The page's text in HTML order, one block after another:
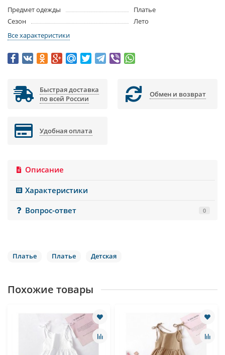
Предмет одежды
Платье
Сезон
Лето
Все характеристики
Быстрая доставка
по всей России
Обмен и возврат
Удобная оплата
Описание
Характеристики
Вопрос-ответ
0
Платье Платье Детская
Похожие товары